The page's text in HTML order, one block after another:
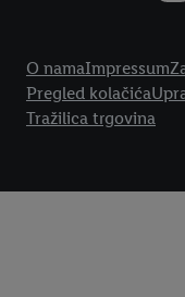
O namaImpressum
Pregled kolačića
Tražilica trgovina